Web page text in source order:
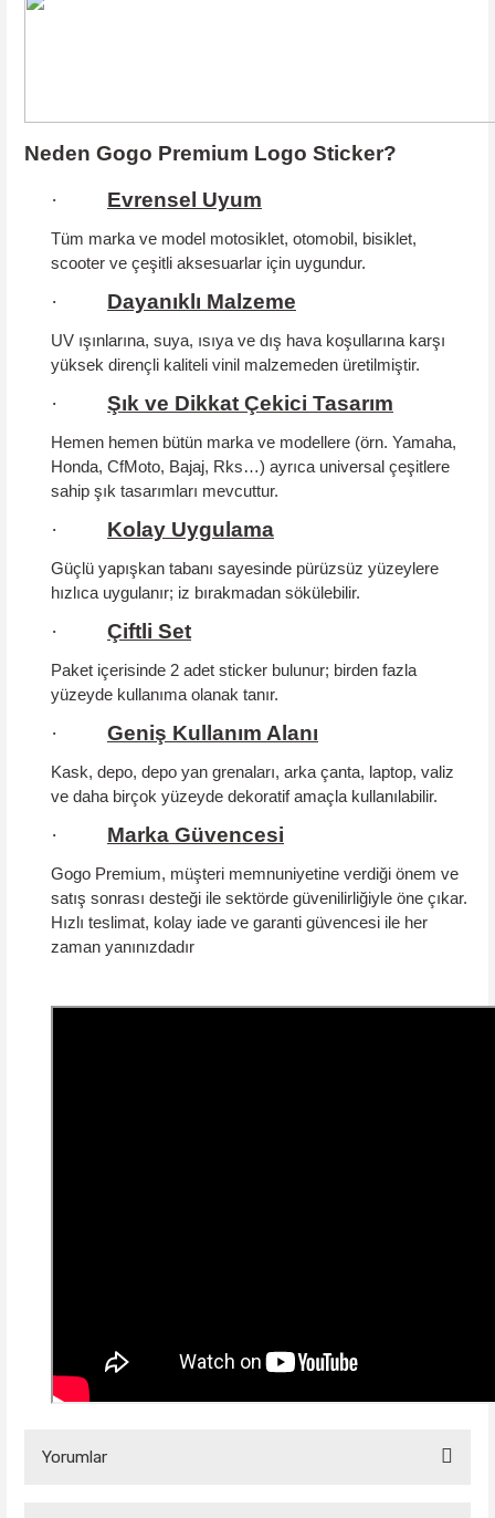
Neden Gogo Premium Logo Sticker?
·
Evrensel Uyum
Tüm marka ve model motosiklet, otomobil, bisiklet,
scooter ve çeşitli aksesuarlar için uygundur.
· Dayanıklı Malzeme
UV ışınlarına, suya, ısıya ve dış hava koşullarına karşı
yüksek dirençli kaliteli vinil malzemeden üretilmiştir.
· Şık ve Dikkat Çekici Tasarım
Hemen hemen bütün marka ve modellere (örn. Yamaha,
Honda, CfMoto, Bajaj, Rks…) ayrıca universal çeşitlere
sahip şık tasarımları mevcuttur.
· Kolay Uygulama
Güçlü yapışkan tabanı sayesinde pürüzsüz yüzeylere
hızlıca uygulanır; iz bırakmadan sökülebilir.
· Çiftli Set
Paket içerisinde 2 adet sticker bulunur; birden fazla
yüzeyde kullanıma olanak tanır.
· Geniş Kullanım Alanı
Kask, depo, depo yan grenaları, arka çanta, laptop, valiz
ve daha birçok yüzeyde dekoratif amaçla kullanılabilir.
· Marka Güvencesi
Gogo Premium, müşteri memnuniyetine verdiği önem ve
satış sonrası desteği ile sektörde güvenilirliğiyle öne çıkar.
Hızlı teslimat, kolay iade ve garanti güvencesi ile her
zaman yanınızdadır
Yorumlar